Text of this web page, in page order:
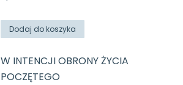
Dodaj do koszyka
W INTENCJI OBRONY ŻYCIA
POCZĘTEGO